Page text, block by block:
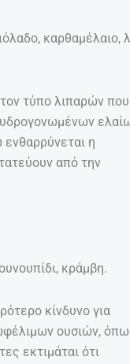
καρθαμέλαιο,
τύπο λιπαρών που
η
από την
κράμβη.
κίνδυνο για
ουσιών,
εκτιμάται ότι